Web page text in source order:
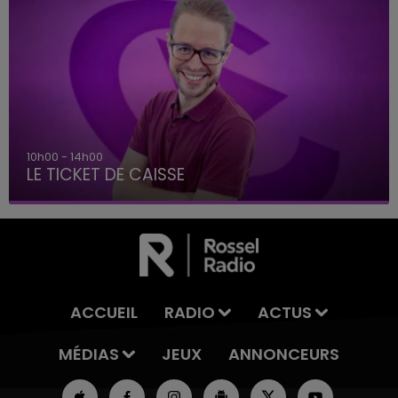
ACCUEIL RADIO
ACTUS
MÉDIAS
JEUX ANNONCEURS